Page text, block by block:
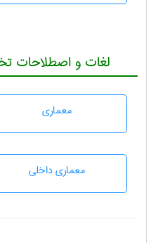
لغات و اصطلاحات
معماری
معماری داخلی